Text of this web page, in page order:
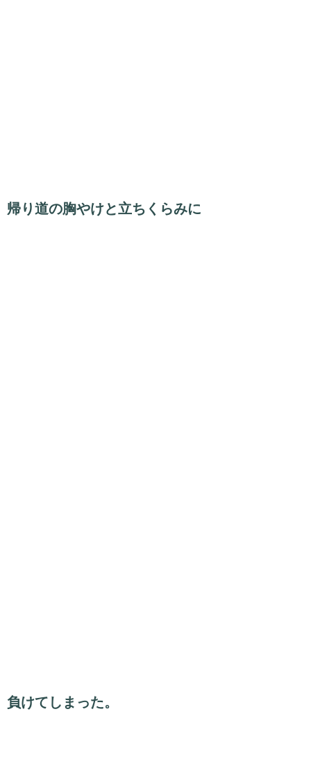
帰り道の胸やけと立ちくらみに
負けてしまった。